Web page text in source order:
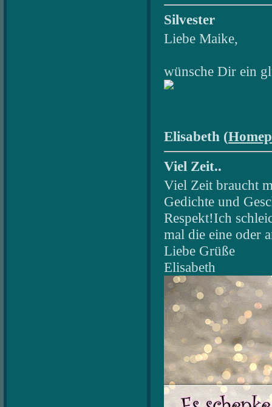
Silvester
Liebe Maike,
wünsche Dir ein
Elisabeth (
Viel Zeit..
Viel Zeit braucht
Gedichte und
Respekt!Ich
mal die eine oder
Liebe Grüße
Elisabeth